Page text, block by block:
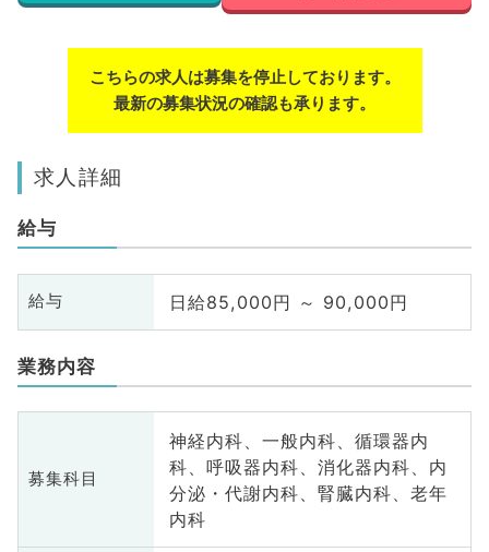
こちらの求人は募集を停止しております。
最新の募集状況の確認も承ります。
求人詳細
給与
給与 日給85,000円 ～ 90,000円
業務内容
募集科目
神経内科、一般内科、循環器内
科、呼吸器内科、消化器内科、内
分泌・代謝内科、腎臓内科、老年
内科